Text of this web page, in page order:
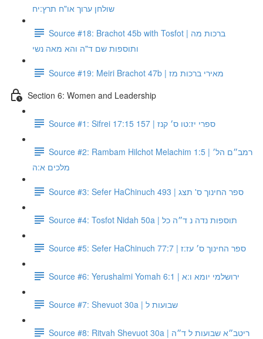
שולחן ערוך או"ח תרץ:יח
Source #18: Brachot 45b with Tosfot | ברכות מה
ותוספות שם ד"ה והא מאה נשי
Source #19: Meiri Brachot 47b | מאירי ברכות מז
Section 6: Women and Leadership
Source #1: Sifrei 17:15 157 | ספרי יז:טו ס׳ קנז
Source #2: Rambam Hilchot Melachim 1:5 | רמב״ם הל׳
מלכים א:ה
Source #3: Sefer HaChinuch 493 | ספר החינוך ס' תצג
Source #4: Tosfot Nidah 50a | תוספות נדה נ ד״ה כל
Source #5: Sefer HaChinuch 77:7 | ספר החינוך ס׳ עז:ז
Source #6: Yerushalmi Yomah 6:1 | ירושלמי יומא ו:א
Source #7: Shevuot 30a | שבועות ל
Source #8: Ritvah Shevuot 30a | ריטב״א שבועות ל ד״ה